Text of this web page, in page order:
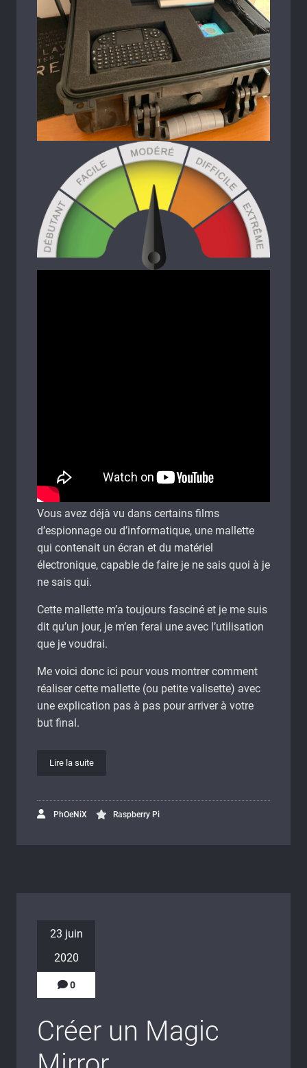
Vous avez déjà vu dans certains films
d’espionnage ou d’informatique, une mallette
qui contenait un écran et du matériel
électronique, capable de faire je ne sais quoi à je
ne sais qui.
Cette mallette m’a toujours fasciné et je me suis
dit qu’un jour, je m’en ferai une avec l’utilisation
que je voudrai.
Me voici donc ici pour vous montrer comment
réaliser cette mallette (ou petite valisette) avec
une explication pas à pas pour arriver à votre
but final.
Lire la suite
PhOeNiX Raspberry Pi
23 juin
2020
0
Créer un Magic